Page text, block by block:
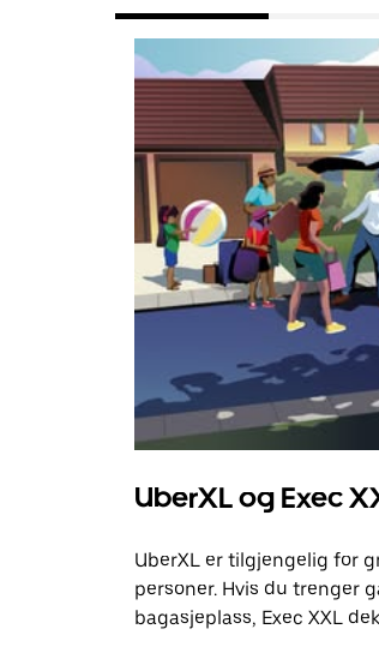
UberXL og Exec
UberXL er tilgjengelig for
personer. Hvis du trenger
bagasjeplass, Exec XXL